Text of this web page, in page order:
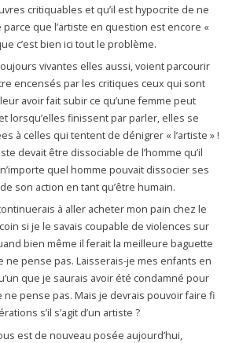
critiquables et qu’il est hypocrite de ne
parce que l’artiste en question est encore «
c’est bien ici tout le problème.
vivantes elles aussi, voient parcourir
encensés par les critiques ceux qui sont
avoir fait subir ce qu’une femme peut
lorsqu’elles finissent par parler, elles se
à celles qui tentent de dénigrer « l’artiste » !
devait être dissociable de l’homme qu’il
quel homme pouvait dissocier ses
son action en tant qu’être humain.
à aller acheter mon pain chez le
si je le savais coupable de violences sur
bien même il ferait la meilleure baguette
ne pense pas. Laisserais-je mes enfants en
que je saurais avoir été condamné pour
ne pense pas. Mais je devrais pouvoir faire fi
s’il s’agit d’un artiste ?
est de nouveau posée aujourd’hui,